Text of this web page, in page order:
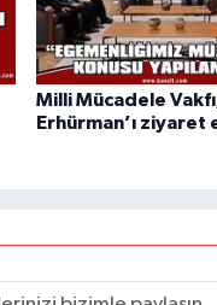
Milli Mücadele
Erhürman’ı ziyaret